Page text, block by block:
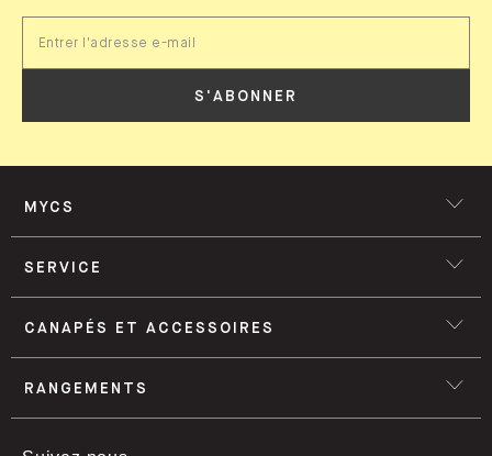
S'ABONNER
MYCS
SERVICE
CANAPÉS ET ACCESSOIRES
RANGEMENTS